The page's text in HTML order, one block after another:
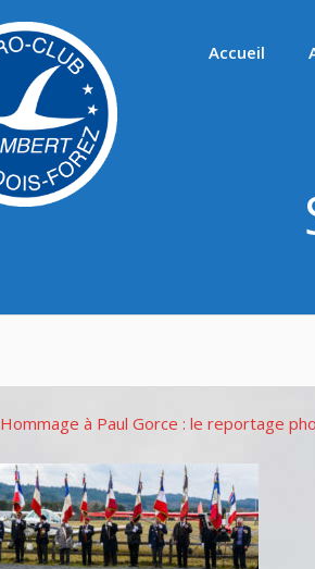
Accueil
Hommage à Paul Gorce : le reportage